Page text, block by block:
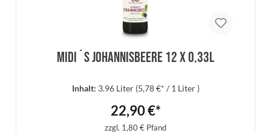
Midi´s Johannisbeere 12 x 0,33l
Inhalt: 3.96 Liter (5,78 €* / 1 Liter )
22,90 €*
zzgl. 1,80 € Pfand